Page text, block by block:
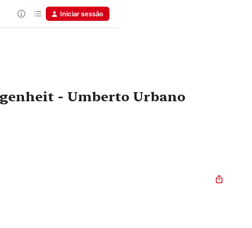
Iniciar sessão
- Umberto Urbano